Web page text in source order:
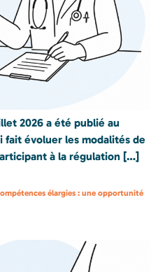
2026 a été publié au
évoluer les modalités de
à la régulation […]
élargies : une opportunité